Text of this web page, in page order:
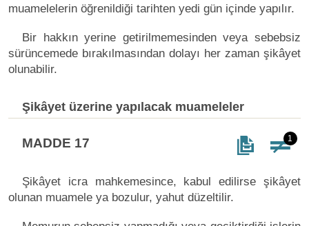
muamelelerin öğrenildiği tarihten yedi gün içinde yapılır.
Bir hakkın yerine getirilmemesinden veya sebebsiz
sürüncemede bırakılmasından dolayı her zaman şikâyet
olunabilir.
Şikâyet üzerine yapılacak muameleler
MADDE 17 1
Şikâyet icra mahkemesince, kabul edilirse şikâyet
olunan muamele ya bozulur, yahut düzeltilir.